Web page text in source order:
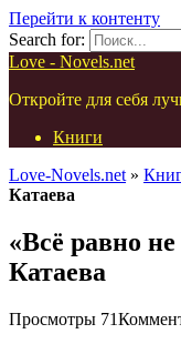
Перейти к контенту
Search for:
Love - Novels.net
Откройте для себя
Книги
Love-Novels.net »
Катаева
«Всё равно
Катаева
Просмотры 71